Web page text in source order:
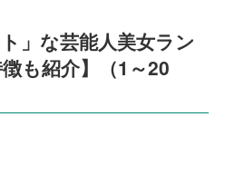
」な芸能人美女ラン
も紹介】（1～20